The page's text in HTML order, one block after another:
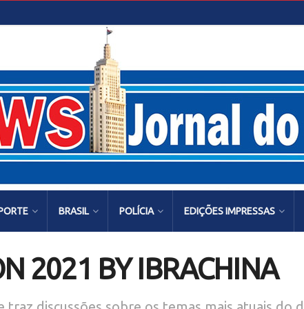
BRASIL POLÍCIA EDIÇÕES IMPRESSAS
2021 BY IBRACHINA